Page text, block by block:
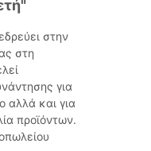
στην
στη
για
αλλά και για
προϊόντων.